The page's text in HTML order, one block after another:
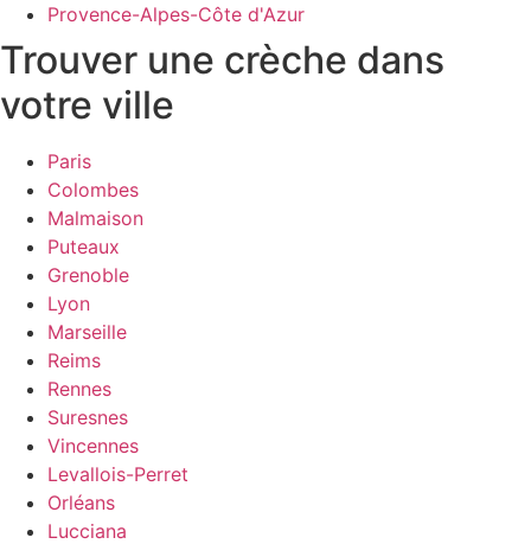
Provence-Alpes-Côte d'Azur
Trouver une crèche dans
votre ville
Paris
Colombes
Malmaison
Puteaux
Grenoble
Lyon
Marseille
Reims
Rennes
Suresnes
Vincennes
Levallois-Perret
Orléans
Lucciana